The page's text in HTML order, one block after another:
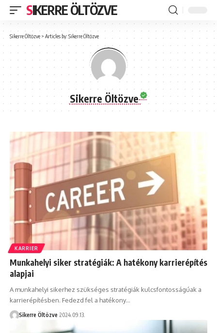
SIKERRE ÖLTÖZVE
Sikerre Öltözve > Articles by: Sikerre Öltözve
Sikerre Öltözve
KARRIER
Munkahelyi siker stratégiák: A hatékony karrierépítés
alapjai
A munkahelyi sikerhez szükséges stratégiák kulcsfontosságúak a
karrierépítésben. Fedezd fel a hatékony…
Sikerre Öltözve 2024.09.13.